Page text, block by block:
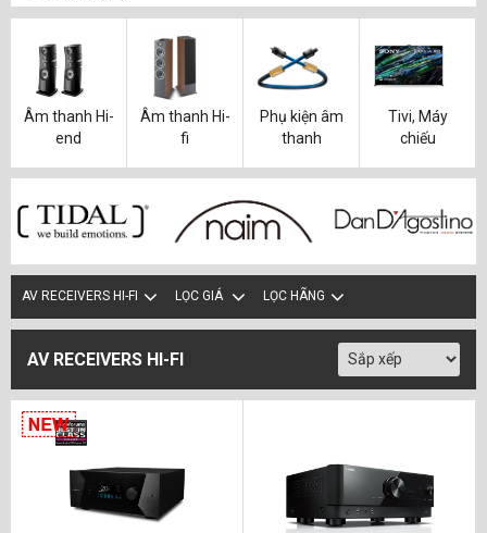
Âm thanh Hi-
end
Âm thanh Hi-
fi
Phụ kiện âm
thanh
Tivi, Máy
chiếu
AV RECEIVERS HI-FI LỌC GIÁ LỌC HÃNG
AV RECEIVERS HI-FI